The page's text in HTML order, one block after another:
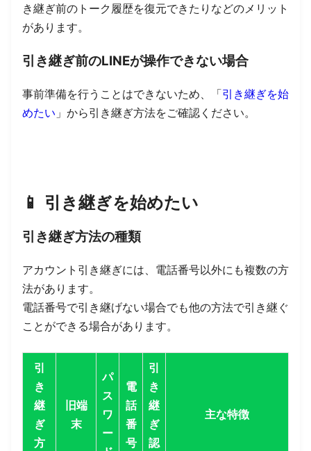
き継ぎ前のトーク履歴を復元できたりなどのメリット
があります。
引き継ぎ前のLINEが操作できない場合
事前準備を行うことはできないため、 「引き継ぎを始
めたい 」から引き継ぎ方法をご確認ください。
📱 引き継ぎを始めたい
引き継ぎ方法の種類
アカウント引き継ぎには、電話番号以外にも複数の方
法があります。
電話番号で引き継げない場合でも他の方法で引き継ぐ
ことができる場合があります。
引
き
継
ぎ
方
旧端
末
パ
ス
ワ
ー
電
話
番
号
引
き
継
ぎ
認
主な特徴